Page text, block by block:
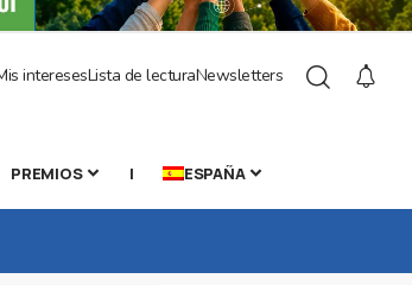
interesesLista de lecturaNewsletters
PREMIOS | ESPAÑA